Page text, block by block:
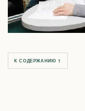
К СОДЕРЖАНИЮ ↑